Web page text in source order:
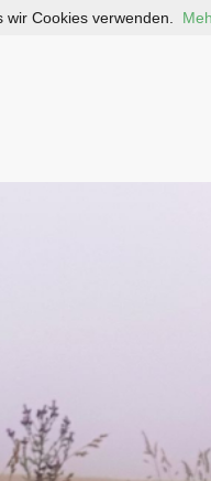
Cookies verwenden.